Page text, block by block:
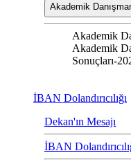
Akademik
Akademik
Akademik
Sonuçları-
İBAN Dolandırıcılığı
Dekan'ın Mesajı
İBAN